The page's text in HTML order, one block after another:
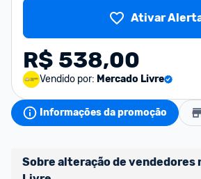
Ativar
R$ 538,00
Vendido por: Mercado Livre
Informações da promoção
Sobre alteração de vendedores